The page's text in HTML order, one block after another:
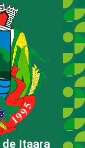
Itaara